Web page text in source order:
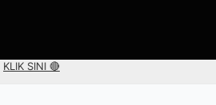
KLIK SINI 🔴